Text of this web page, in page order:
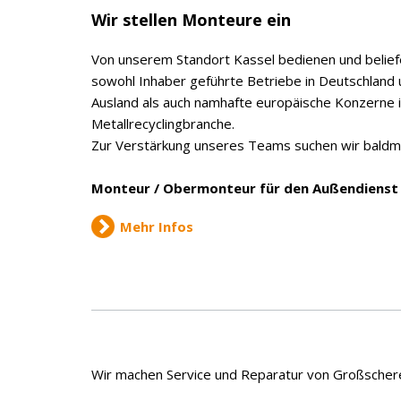
Wir stellen Monteure ein
Von unserem Standort Kassel bedienen und
sowohl Inhaber geführte Betriebe in Deutschland
Ausland als auch namhafte europäische Konzerne
Metallrecyclingbranche.
Zur Verstärkung unseres Teams suchen wir
Monteur / Obermonteur für den Außendienst
Mehr Infos
Wir machen Service und Reparatur von